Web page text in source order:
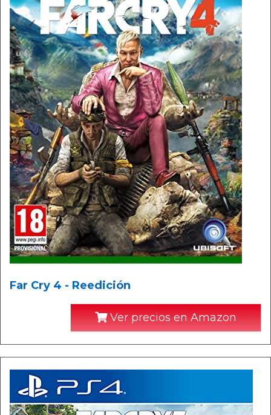
Far Cry 4 - Reedición
Ver precios en Amazon